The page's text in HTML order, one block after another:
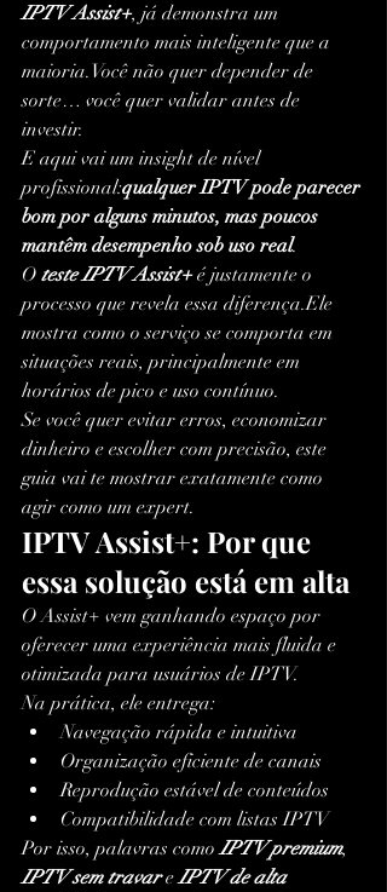
IPTV Assist+, já demonstra um
comportamento mais inteligente que a
maioria.Você não quer depender de
sorte… você quer validar antes de
investir.
E aqui vai um insight de nível
profissional:qualquer IPTV pode parecer
bom por alguns minutos, mas poucos
mantêm desempenho sob uso real.
O teste IPTV Assist+ é justamente o
processo que revela essa diferença.Ele
mostra como o serviço se comporta em
situações reais, principalmente em
horários de pico e uso contínuo.
Se você quer evitar erros, economizar
dinheiro e escolher com precisão, este
guia vai te mostrar exatamente como
agir como um expert.
IPTV Assist+: Por que
essa solução está em alta
O Assist+ vem ganhando espaço por
oferecer uma experiência mais fluida e
otimizada para usuários de IPTV.
Na prática, ele entrega:
Navegação rápida e intuitiva
Organização eficiente de canais
Reprodução estável de conteúdos
Compatibilidade com listas IPTV
Por isso, palavras como IPTV premium,
IPTV sem travar e IPTV de alta